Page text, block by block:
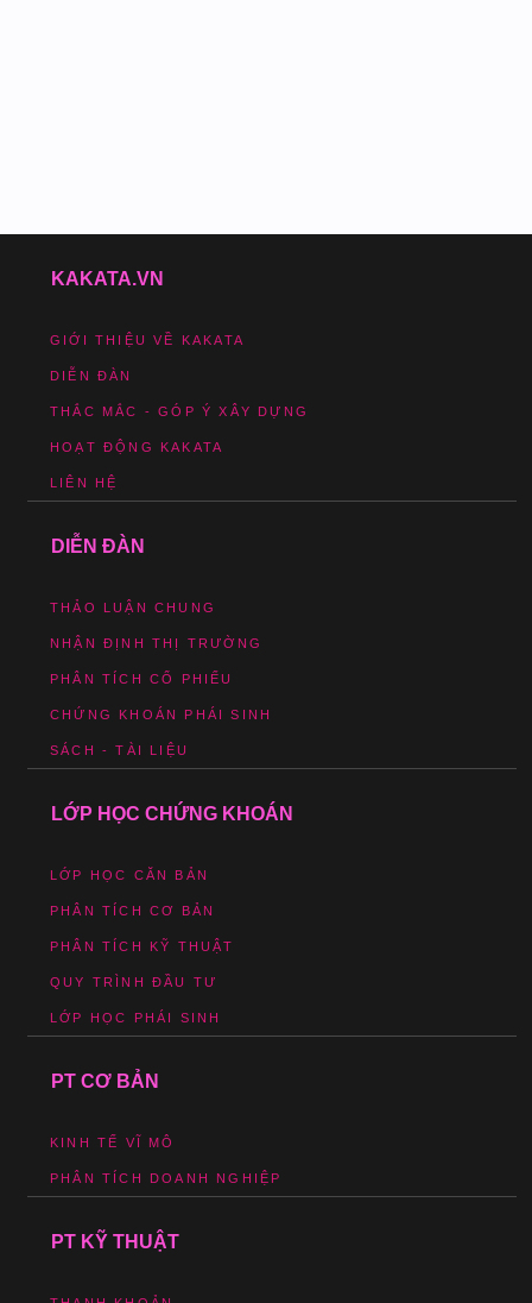
KAKATA.VN
GIỚI THIỆU VỀ KAKATA
DIỄN ĐÀN
THẮC MẮC - GÓP Ý XÂY DỰNG
HOẠT ĐỘNG KAKATA
LIÊN HỆ
DIỄN ĐÀN
THẢO LUẬN CHUNG
NHẬN ĐỊNH THỊ TRƯỜNG
PHÂN TÍCH CỔ PHIẾU
CHỨNG KHOÁN PHÁI SINH
SÁCH - TÀI LIỆU
LỚP HỌC CHỨNG KHOÁN
LỚP HỌC CĂN BẢN
PHÂN TÍCH CƠ BẢN
PHÂN TÍCH KỸ THUẬT
QUY TRÌNH ĐẦU TƯ
LỚP HỌC PHÁI SINH
PT CƠ BẢN
KINH TẾ VĨ MÔ
PHÂN TÍCH DOANH NGHIỆP
PT KỸ THUẬT